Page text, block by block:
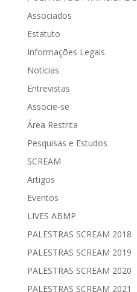
Associados
Estatuto
Informações Legais
Notícias
Entrevistas
Associe-se
Área Restrita
Pesquisas e Estudos
SCREAM
Artigos
Eventos
LIVES ABMP
PALESTRAS SCREAM 2018
PALESTRAS SCREAM 2019
PALESTRAS SCREAM 2020
PALESTRAS SCREAM 2021